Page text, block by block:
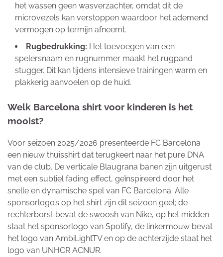
het wassen geen wasverzachter, omdat dit de
microvezels kan verstoppen waardoor het ademend
vermogen op termijn afneemt.
Rugbedrukking: Het toevoegen van een
spelersnaam en rugnummer maakt het rugpand
stugger. Dit kan tijdens intensieve trainingen warm en
plakkerig aanvoelen op de huid.
Welk Barcelona shirt voor kinderen is het
mooist?
Voor seizoen 2025/2026 presenteerde FC Barcelona
een nieuw thuisshirt dat terugkeert naar het pure DNA
van de club. De verticale Blaugrana banen zijn uitgerust
met een subtiel fading effect, geïnspireerd door het
snelle en dynamische spel van FC Barcelona. Alle
sponsorlogo’s op het shirt zijn dit seizoen geel; de
rechterborst bevat de swoosh van Nike, op het midden
staat het sponsorlogo van Spotify, de linkermouw bevat
het logo van AmbiLightTV en op de achterzijde staat het
logo van UNHCR ACNUR.